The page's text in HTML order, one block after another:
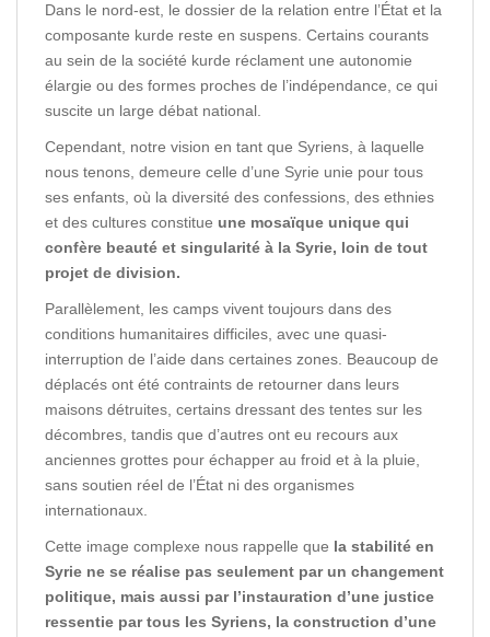
Dans le nord-est, le dossier de la relation entre l’État et la
composante kurde reste en suspens. Certains courants
au sein de la société kurde réclament une autonomie
élargie ou des formes proches de l’indépendance, ce qui
suscite un large débat national.
Cependant, notre vision en tant que Syriens, à laquelle
nous tenons, demeure celle d’une Syrie unie pour tous
ses enfants, où la diversité des confessions, des ethnies
et des cultures constitue une mosaïque unique qui
confère beauté et singularité à la Syrie, loin de tout
projet de division.
Parallèlement, les camps vivent toujours dans des
conditions humanitaires difficiles, avec une quasi-
interruption de l’aide dans certaines zones. Beaucoup de
déplacés ont été contraints de retourner dans leurs
maisons détruites, certains dressant des tentes sur les
décombres, tandis que d’autres ont eu recours aux
anciennes grottes pour échapper au froid et à la pluie,
sans soutien réel de l’État ni des organismes
internationaux.
Cette image complexe nous rappelle que la stabilité en
Syrie ne se réalise pas seulement par un changement
politique, mais aussi par l’instauration d’une justice
ressentie par tous les Syriens, la construction d’une